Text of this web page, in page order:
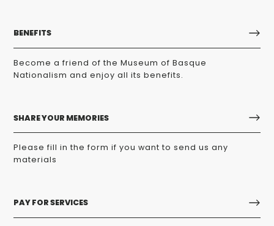
BENEFITS
Become a friend of the Museum of Basque
Nationalism and enjoy all its benefits.
SHARE YOUR MEMORIES
Please fill in the form if you want to send us any
materials
PAY FOR SERVICES